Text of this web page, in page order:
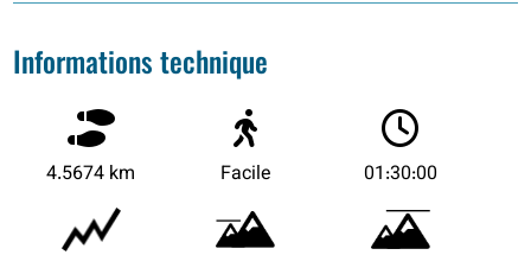
Informations technique
4.5674 km Facile 01:30:00